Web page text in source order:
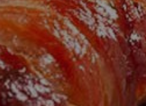
приезжайте
Котлас,